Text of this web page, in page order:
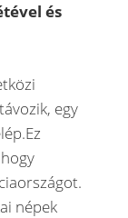
és
egy
népek